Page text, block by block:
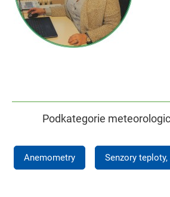
Podkategorie
Anemometry Senzory